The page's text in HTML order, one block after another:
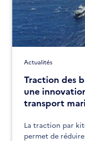
Actualités
Traction des
une
transport
La traction par
permet de